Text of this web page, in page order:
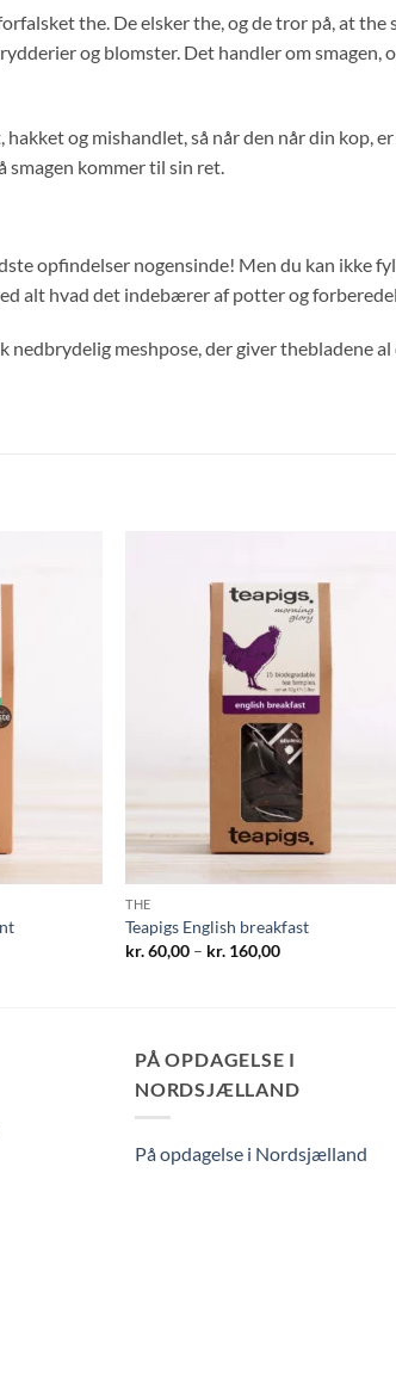
the. De elsker the, og de tror på, at
og blomster. Det handler om smagen,
og mishandlet, så når den når din kop,
kommer til sin ret.
opfindelser nogensinde! Men du kan ikke
alt hvad det indebærer af potter og
meshpose, der giver thebladene
THE
Teapigs English breakfast
kr.60,00 – kr. 160,00Prisinterval:
PÅ OPDAGELSE I
NORDSJÆLLAND
På opdagelse i Nordsjælland